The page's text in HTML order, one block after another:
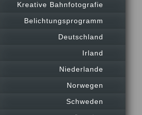
Kreative Bahnfotografie
Belichtungsprogramm
Deutschland
Irland
Niederlande
Norwegen
Schweden